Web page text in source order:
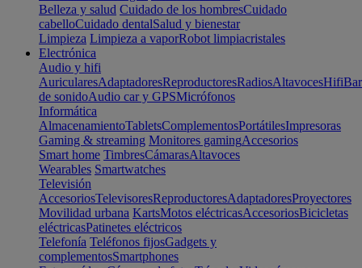
Belleza y salud Cuidado de los hombresCuidado
cabelloCuidado dentalSalud y bienestar
Limpieza Limpieza a vaporRobot limpiacristales
Electrónica
Audio y hifi
AuricularesAdaptadoresReproductoresRadiosAltavocesHifi
de sonidoAudio car y GPSMicrófonos
Informática
AlmacenamientoTabletsComplementosPortátilesImpresoras
Gaming & streaming Monitores gamingAccesorios
Smart home TimbresCámarasAltavoces
Wearables Smartwatches
Televisión
AccesoriosTelevisoresReproductoresAdaptadoresProyectores
Movilidad urbana KartsMotos eléctricasAccesoriosBicicletas
eléctricasPatinetes eléctricos
Telefonía Teléfonos fijosGadgets y
complementosSmartphones